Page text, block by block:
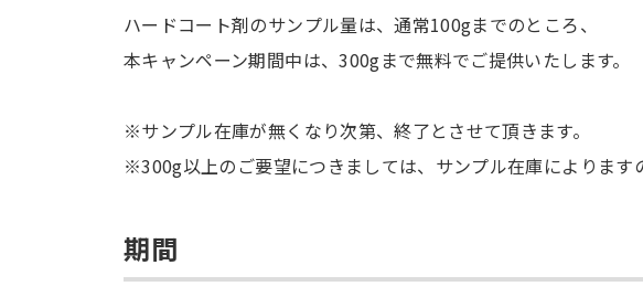
ハードコート剤のサンプル量は、通常100gまでのところ、
本キャンペーン期間中は、300gまで無料でご提供いたします。
※サンプル在庫が無くなり次第、終了とさせて頂きます。
※300g以上のご要望につきましては、サンプル在庫によります
期間